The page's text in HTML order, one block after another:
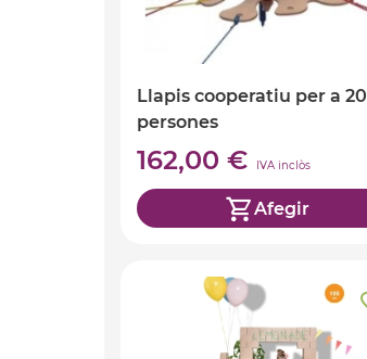
Llapis cooperatiu per a 20
persones
162,00 € IVA inclòs
Afegir